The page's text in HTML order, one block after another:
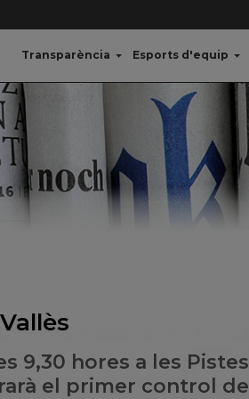
Transparència Esports d'equip
9,30 hores a les Pistes
el primer control de